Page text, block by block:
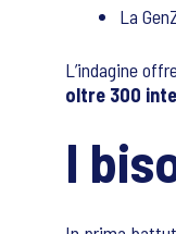
La
L’indagine
oltre 300
I